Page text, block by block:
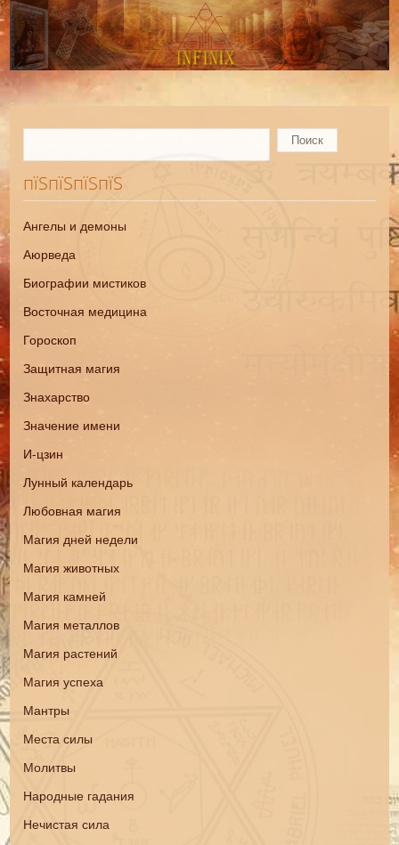
пїЅпїЅпїЅпїЅ
Ангелы и демоны
Аюрведа
Биографии мистиков
Восточная медицина
Гороскоп
Защитная магия
Знахарство
Значение имени
И-цзин
Лунный календарь
Любовная магия
Магия дней недели
Магия животных
Магия камней
Магия металлов
Магия растений
Магия успеха
Мантры
Места силы
Молитвы
Народные гадания
Нечистая сила